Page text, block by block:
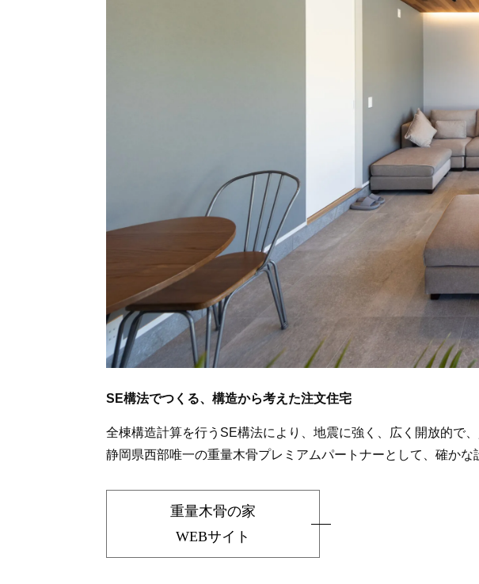
SE構法でつくる、構造から考えた注文住宅
全棟構造計算を行うSE構法により、地震に強く、広く開放的で
静岡県西部唯一の重量木骨プレミアムパートナーとして、確か
重量木骨の家
WEBサイト